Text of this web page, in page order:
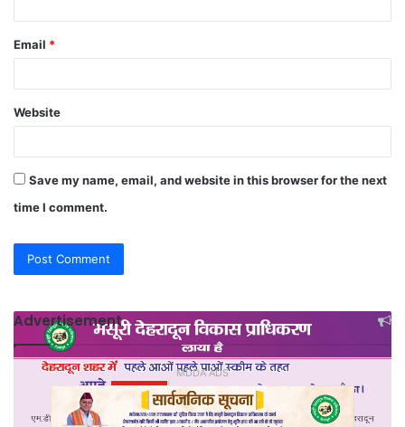
Email *
Website
Save my name, email, and website in this browser for the next
time I comment.
Advertisement
MDDA ADS